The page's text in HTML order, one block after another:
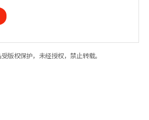
版权保护，未经授权，禁止转载。